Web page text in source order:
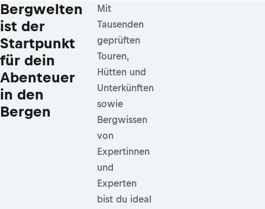
Bergwelten
ist der
Startpunkt
für dein
Abenteuer
in den
Bergen
Mit
Tausenden
geprüften
Touren,
Hütten und
Unterkünften
sowie
Bergwissen
von
Expertinnen
und
Experten
bist du ideal